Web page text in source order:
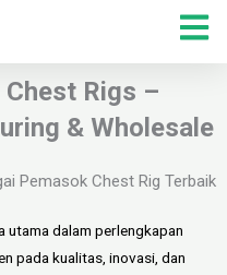
Rigs –
& Wholesale
Pemasok Chest Rig Terbaik
utama dalam perlengkapan
pada kualitas, inovasi, dan